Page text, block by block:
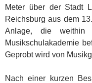
Meter über der Stadt
Reichsburg aus dem
Anlage, die weithin
Musikschulakademie
Geprobt wird von
Nach einer kurzen